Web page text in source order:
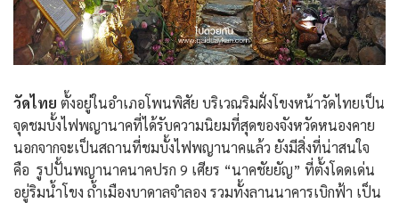
วัดไทย ตั้งอยู่ในอำเภอโพนพิสัย บริเวณริมฝั่งโขงหน้าวัดไทยเป็น
จุดชมบั้งไฟพญานาคที่ได้รับความนิยมที่สุดของจังหวัดหนองคาย
นอกจากจะเป็นสถานที่ชมบั้งไฟพญานาคแล้ว ยังมีสิ่งที่น่าสนใจ
คือ รูปปั้นพญานาคนาคปรก 9 เศียร “นาคชัยยัญ” ที่ตั้งโดดเด่น
อยู่ริมน้ำโขง ถ้ำเมืองบาดาลจำลอง รวมทั้งลานนาคารเบิกฟ้า เป็น